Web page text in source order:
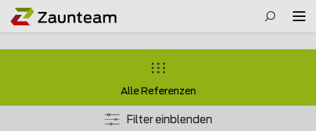
Alle Referenzen
Filter einblenden